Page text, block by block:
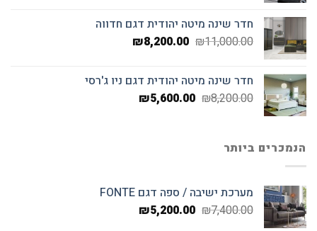
חדר שינה מיטה יהודית דגם חדווה
₪11,000.00
המחיר
₪11,000.00.
₪8,200.00
המחיר
₪8,200.00.
חדר שינה מיטה יהודית דגם ניו ג'רסי
₪8,200.00
המחיר
₪5,600.00
המחיר
הנמכרים ביותר
מערכת ישיבה / ספה דגם FONTE
₪7,400.00
המחיר
₪5,200.00
המחיר